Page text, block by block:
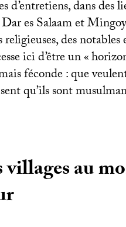
d’entretiens, dans des
es Salaam et
des notables
ici d’être un «
féconde : que
qu’ils sont
villages au